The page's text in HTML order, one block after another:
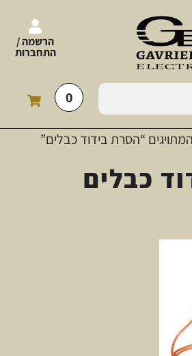
הרשמה /
התחברות
0
“הסרת בידוד כבלים”
כבלים